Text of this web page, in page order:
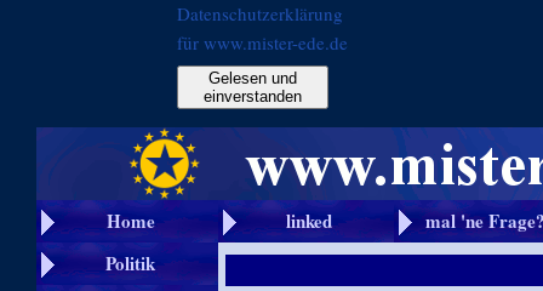
Datenschutzerklärung
für www.mister-ede.de
Gelesen und
einverstanden
Home linked
mal 'ne
Politik